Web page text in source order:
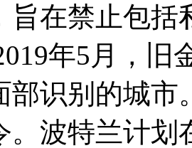
旨在禁止包括
年5月，旧
部识别的城市
。波特兰计划